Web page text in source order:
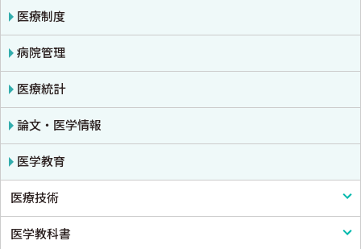
法医学
救急医学・集中治療医学
癌・腫瘍一般・緩和医療
栄養・食事療法・輸液・輸血
薬物療法
東洋医学・漢方医学
内分泌・代謝・糖尿病
腎臓
血液
脳・神経
精神
呼吸器
循環器・血管
心臓・血管外科
消化器外科
小児外科
形成外科
整形外科
スポーツ医学
産婦人科
医療制度
病院管理
医療統計
論文・医学情報
医学教育
医療技術
リハビリテーション技術
医学教科書